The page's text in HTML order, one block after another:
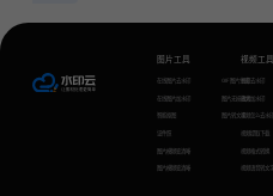
图片工具
在线图片去水印
在线图片加水印
智能抠图
证件照
图片模糊变清晰
图片模糊变清晰
GIF图片生成
图片无损放大
图片转文字
视频工具
视频去水印
视频加水印
视频怎么去水印
视频提取下载
视频格式转换
视频语音转文字